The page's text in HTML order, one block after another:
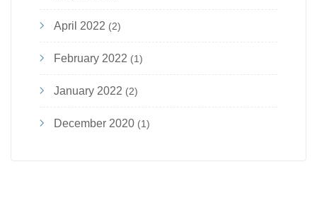
April 2022 (2)
February 2022 (1)
January 2022 (2)
December 2020 (1)